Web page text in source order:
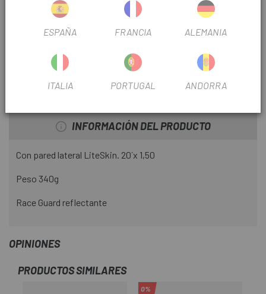
TEMPORADA
INFORMACIÓN DEL PRODUCTO
Con pared lateral LiteSkin. 20´x 1,50
Peso 340g
Race Guard reflectante
OPINIONES
PRODUCTOS SIMILARES
0%
ESPAÑA FRANCIA ALEMANIA
ITALIA PORTUGAL ANDORRA